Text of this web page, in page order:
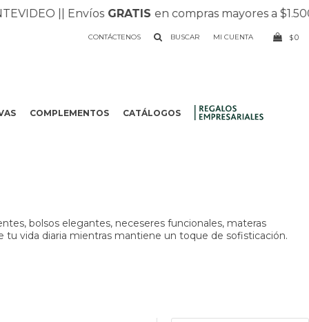
|| EnvíosGRATISen compras mayores a $1.500 |
COMPLEMENTOS CATÁLOGOS
CONTÁCTENOS $0
bolsos elegantes, neceseres funcionales, materas
tu vida diaria mientras mantiene un toque de sofisticación.